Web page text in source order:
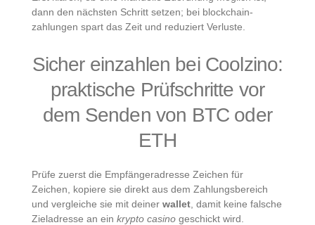
dann den nächsten Schritt setzen; bei blockchain-
zahlungen spart das Zeit und reduziert Verluste.
Sicher einzahlen bei Coolzino:
praktische Prüfschritte vor
dem Senden von BTC oder
ETH
Prüfe zuerst die Empfängeradresse Zeichen für
Zeichen, kopiere sie direkt aus dem Zahlungsbereich
und vergleiche sie mit deiner wallet , damit keine falsche
Zieladresse an ein krypto casino geschickt wird.